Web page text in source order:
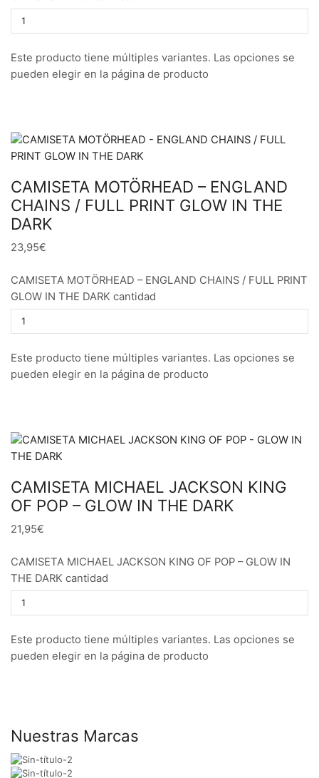
Este producto tiene múltiples variantes. Las opciones se
pueden elegir en la página de producto
CAMISETA MOTÖRHEAD – ENGLAND
CHAINS / FULL PRINT GLOW IN THE
DARK
23,95€
CAMISETA MOTÖRHEAD – ENGLAND CHAINS / FULL PRINT
GLOW IN THE DARK cantidad
Este producto tiene múltiples variantes. Las opciones se
pueden elegir en la página de producto
CAMISETA MICHAEL JACKSON KING
OF POP – GLOW IN THE DARK
21,95€
CAMISETA MICHAEL JACKSON KING OF POP – GLOW IN
THE DARK cantidad
Este producto tiene múltiples variantes. Las opciones se
pueden elegir en la página de producto
Nuestras Marcas